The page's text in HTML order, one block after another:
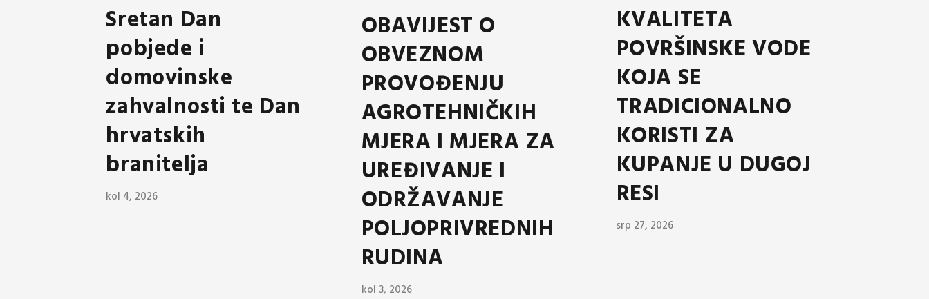
Sretan Dan
pobjede i
domovinske
zahvalnosti te Dan
hrvatskih
branitelja
kol 4, 2026
OBAVIJEST O
OBVEZNOM
PROVOĐENJU
AGROTEHNIČKIH
MJERA I MJERA ZA
UREĐIVANJE I
ODRŽAVANJE
POLJOPRIVREDNIH
RUDINA
kol 3, 2026
KVALITETA
POVRŠINSKE VODE
KOJA SE
TRADICIONALNO
KORISTI ZA
KUPANJE U DUGOJ
RESI
srp 27, 2026